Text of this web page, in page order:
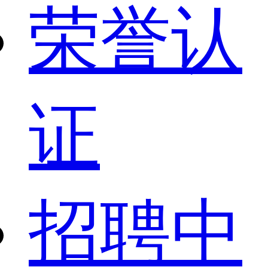
荣誉认
证
招聘中